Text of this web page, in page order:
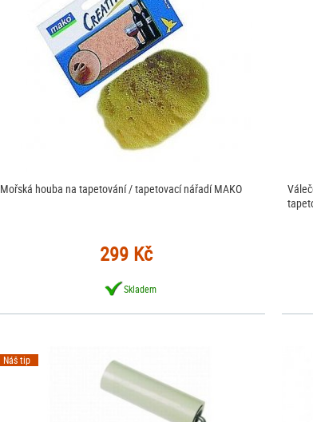
Mořská houba na tapetování / tapetovací nářadí MAKO
299 Kč
Skladem
Náš tip